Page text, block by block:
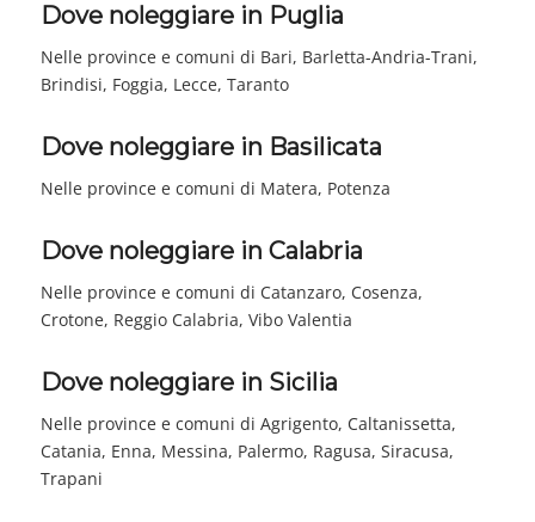
Dove noleggiare in Puglia
Nelle province e comuni di Bari, Barletta-Andria-Trani,
Brindisi, Foggia, Lecce, Taranto
Dove noleggiare in Basilicata
Nelle province e comuni di Matera, Potenza
Dove noleggiare in Calabria
Nelle province e comuni di Catanzaro, Cosenza,
Crotone, Reggio Calabria, Vibo Valentia
Dove noleggiare in Sicilia
Nelle province e comuni di Agrigento, Caltanissetta,
Catania, Enna, Messina, Palermo, Ragusa, Siracusa,
Trapani